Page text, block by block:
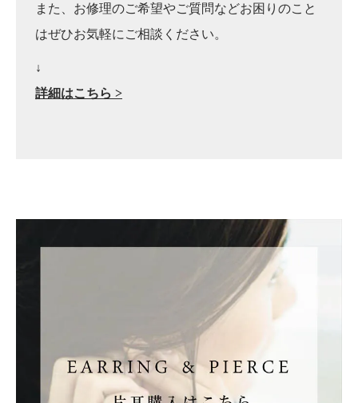
また、お修理のご希望やご質問などお困りのこと
はぜひお気軽にご相談ください。
↓
詳細はこちら >